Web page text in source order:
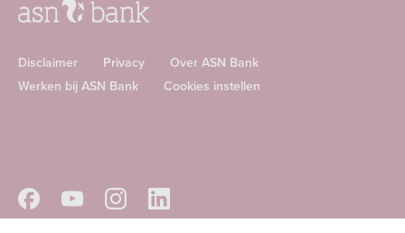
Disclaimer Privacy
Over ASN Bank
Werken bij ASN Bank
Cookies instellen
in
in
Volg
ASN
Volg
ASN
Volg
ASN
ASN